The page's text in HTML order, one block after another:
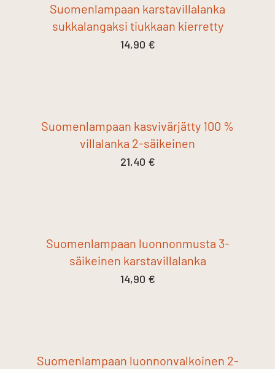
Suomenlampaan karstavillalanka
sukkalangaksi tiukkaan kierretty
14,90 €
Suomenlampaan kasvivärjätty 100 %
villalanka 2-säikeinen
21,40 €
Suomenlampaan luonnonmusta 3-
säikeinen karstavillalanka
14,90 €
Suomenlampaan luonnonvalkoinen 2-